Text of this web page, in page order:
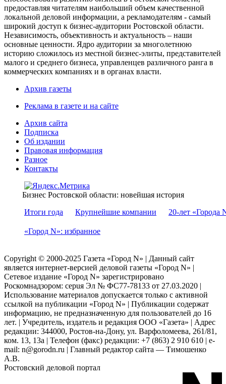
предоставляя читателям наибольший объем качественной
локальной деловой информации, а рекламодателям - самый
широкий доступ к бизнес-аудитории Ростовской области.
Независимость, объективность и актуальность – наши
основные ценности. Ядро аудитории за многолетнюю
историю сложилось из местной бизнес-элиты, представителей
малого и среднего бизнеса, управленцев различного ранга в
коммерческих компаниях и в органах власти.
Архив газеты
Реклама в газете и на сайте
Архив сайта
Подписка
Об издании
Правовая информация
Разное
Контакты
Бизнес Ростовской области: новейшая история
Итоги года
Крупнейшие компании 20-лет «Города
«Город N»: избранное
Copyright © 2000-2025 Газета «Город N» | Данный сайт
является интернет-версией деловой газеты «Город N» |
Сетевое издание «Город N» зарегистрировано
Роскомнадзором: серuя Эл № ФС77-78133 от 27.03.2020 |
Использование материалов допускается только с активной
ссылкой на публикации «Город N» | Публикации содержат
информацию, не предназначенную для пользователей до 16
лет. | Учредитель, издатель и редакция ООО «Газета» | Адрес
редакции: 344000, Ростов-на-Дону, ул. Варфоломеева, 261/81,
ком. 13, 13а | Телефон (факс) редакции: +7 (863) 2 910 610 | e-
mail: n@gorodn.ru | Главный редактор сайта — Тимошенко
А.В.
Ростовский деловой портал